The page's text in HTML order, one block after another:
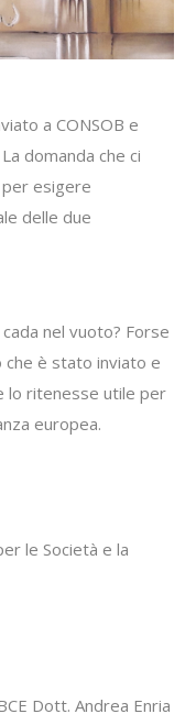
a CONSOB e
domanda che ci
esigere
delle due
nel vuoto? Forse
che è stato inviato e
lo ritenesse utile per
europea.
le Società e la
Dott. Andrea Enria